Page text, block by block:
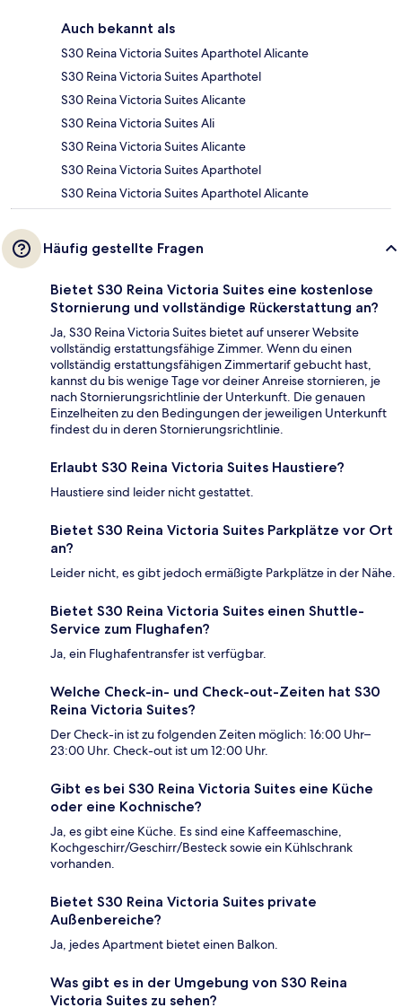
Auch bekannt als
S30 Reina Victoria Suites Aparthotel Alicante
S30 Reina Victoria Suites Aparthotel
S30 Reina Victoria Suites Alicante
S30 Reina Victoria Suites Ali
S30 Reina Victoria Suites Alicante
S30 Reina Victoria Suites Aparthotel
S30 Reina Victoria Suites Aparthotel Alicante
Häufig gestellte Fragen
Bietet S30 Reina Victoria Suites eine kostenlose
Stornierung und vollständige Rückerstattung an?
Ja, S30 Reina Victoria Suites bietet auf unserer Website
vollständig erstattungsfähige Zimmer. Wenn du einen
vollständig erstattungsfähigen Zimmertarif gebucht hast,
kannst du bis wenige Tage vor deiner Anreise stornieren, je
nach Stornierungsrichtlinie der Unterkunft. Die genauen
Einzelheiten zu den Bedingungen der jeweiligen Unterkunft
findest du in deren Stornierungsrichtlinie.
Erlaubt S30 Reina Victoria Suites Haustiere?
Haustiere sind leider nicht gestattet.
Bietet S30 Reina Victoria Suites Parkplätze vor Ort
an?
Leider nicht, es gibt jedoch ermäßigte Parkplätze in der Nähe.
Bietet S30 Reina Victoria Suites einen Shuttle-
Service zum Flughafen?
Ja, ein Flughafentransfer ist verfügbar.
Welche Check-in- und Check-out-Zeiten hat S30
Reina Victoria Suites?
Der Check-in ist zu folgenden Zeiten möglich: 16:00 Uhr–
23:00 Uhr. Check-out ist um 12:00 Uhr.
Gibt es bei S30 Reina Victoria Suites eine Küche
oder eine Kochnische?
Ja, es gibt eine Küche. Es sind eine Kaffeemaschine,
Kochgeschirr/Geschirr/Besteck sowie ein Kühlschrank
vorhanden.
Bietet S30 Reina Victoria Suites private
Außenbereiche?
Ja, jedes Apartment bietet einen Balkon.
Was gibt es in der Umgebung von S30 Reina
Victoria Suites zu sehen?